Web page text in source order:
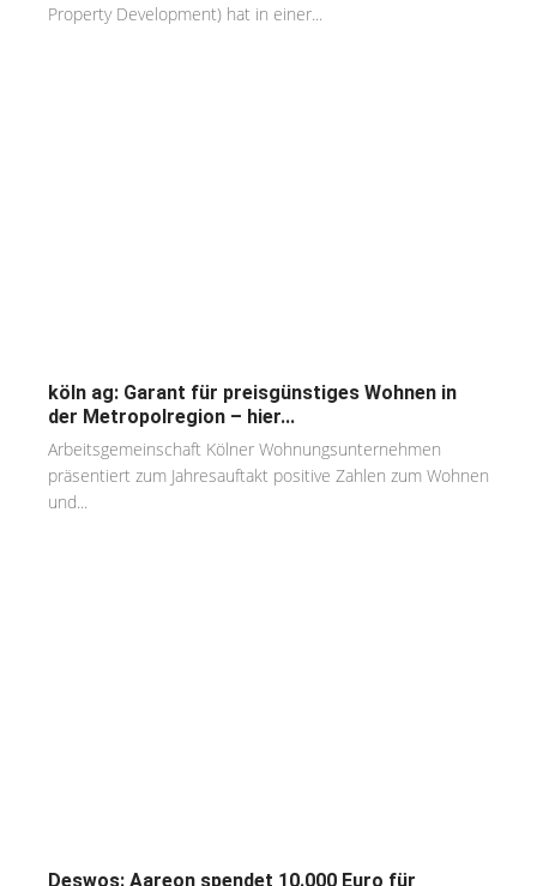
Property Development) hat in einer...
köln ag: Garant für preisgünstiges Wohnen in
der Metropolregion – hier...
Arbeitsgemeinschaft Kölner Wohnungsunternehmen
präsentiert zum Jahresauftakt positive Zahlen zum Wohnen
und...
Deswos: Aareon spendet 10.000 Euro für